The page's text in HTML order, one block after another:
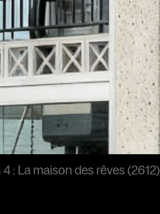
4 : La maison des rêves (2612)